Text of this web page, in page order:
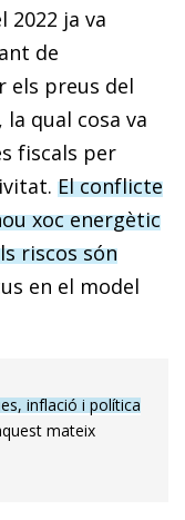
2022 ja va
de
els preus del
qual cosa va
fiscals per
El conflicte
xoc energètic
riscos són
en el model
inflació i política
mateix